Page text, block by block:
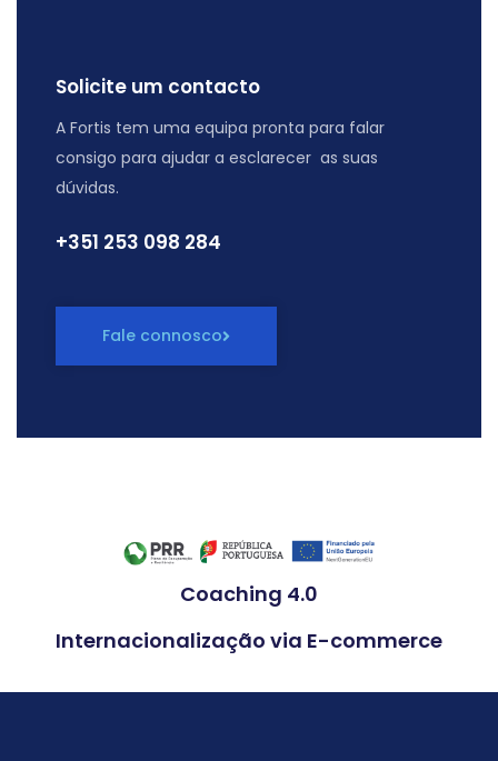
Solicite um contacto
A Fortis tem uma equipa pronta para falar
consigo para ajudar a esclarecer as suas
dúvidas.
+351 ‭253 098 284
Fale connosco
Coaching 4.0
Internacionalização via E-commerce